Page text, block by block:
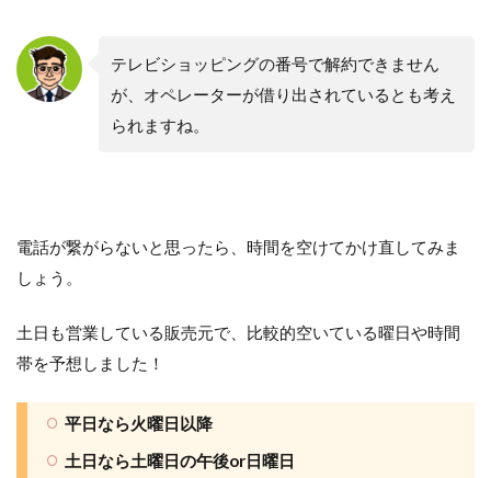
テレビショッピングの番号で解約できません
が、オペレーターが借り出されているとも考え
られますね。
電話が繋がらないと思ったら、時間を空けてかけ直してみま
しょう。
土日も営業している販売元で、比較的空いている曜日や時間
帯を予想しました！
平日なら火曜日以降
土日なら土曜日の午後or日曜日